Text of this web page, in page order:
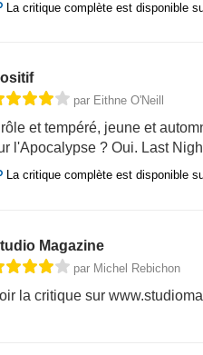
La critique complète est disponible
par Eithne O'Neill
et tempéré, jeune et
l'Apocalypse ? Oui. Last
La critique complète est disponible
Magazine
par Michel Rebichon
la critique sur